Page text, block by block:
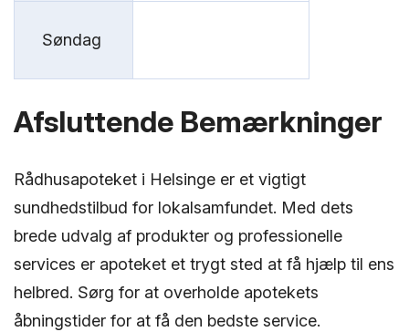
Søndag
Afsluttende Bemærkninger
Rådhusapoteket i Helsinge er et vigtigt
sundhedstilbud for lokalsamfundet. Med dets
brede udvalg af produkter og professionelle
services er apoteket et trygt sted at få hjælp til ens
helbred. Sørg for at overholde apotekets
åbningstider for at få den bedste service.